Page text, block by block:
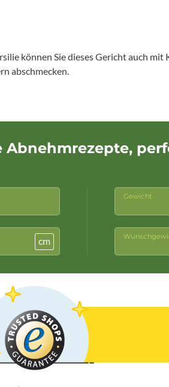
können Sie dieses Gericht auch mit
abschmecken.
Abnehmrezepte,
cm
Gewicht